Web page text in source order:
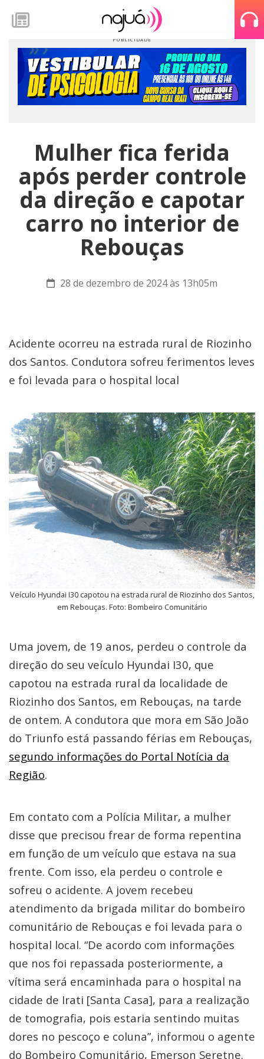
Mulher fica ferida
após perder controle
da direção e capotar
carro no interior de
Rebouças
28 de dezembro de 2024 às 13h05m
Acidente ocorreu na estrada rural de Riozinho
dos Santos. Condutora sofreu ferimentos leves
e foi levada para o hospital local
Veículo Hyundai I30 capotou na estrada rural de Riozinho dos Santos,
em Rebouças. Foto: Bombeiro Comunitário
Uma jovem, de 19 anos, perdeu o controle da
direção do seu veículo Hyundai I30, que
capotou na estrada rural da localidade de
Riozinho dos Santos, em Rebouças, na tarde
de ontem. A condutora que mora em São João
do Triunfo está passando férias em Rebouças,
segundo informações do Portal Notícia da
Região.
Em contato com a Polícia Militar, a mulher
disse que precisou frear de forma repentina
em função de um veículo que estava na sua
frente. Com isso, ela perdeu o controle e
sofreu o acidente. A jovem recebeu
atendimento da brigada militar do bombeiro
comunitário de Rebouças e foi levada para o
hospital local. “De acordo com informações
que nos foi repassada posteriormente, a
vítima será encaminhada para o hospital na
cidade de Irati [Santa Casa], para a realização
de tomografia, pois estaria sentindo muitas
dores no pescoço e coluna”, informou o agente
do Bombeiro Comunitário, Emerson Seretne.